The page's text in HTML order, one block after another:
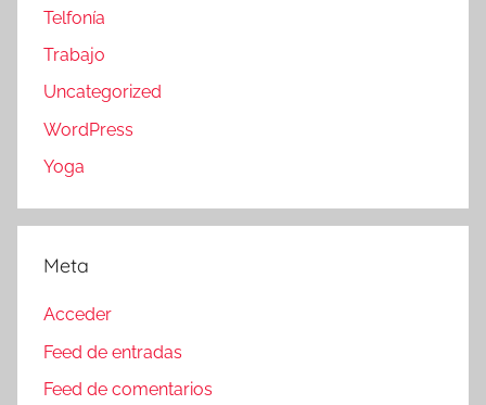
Telfonía
Trabajo
Uncategorized
WordPress
Yoga
Meta
Acceder
Feed de entradas
Feed de comentarios